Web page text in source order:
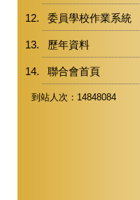
委員學校作業系統
歷年資料
聯合會首頁
到站人次：14848084